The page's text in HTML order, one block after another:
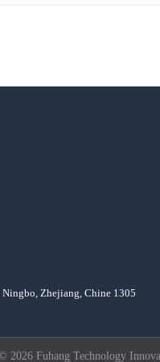
Ningbo, Zhejiang, Chine 1305
2026 Fuhang Technology